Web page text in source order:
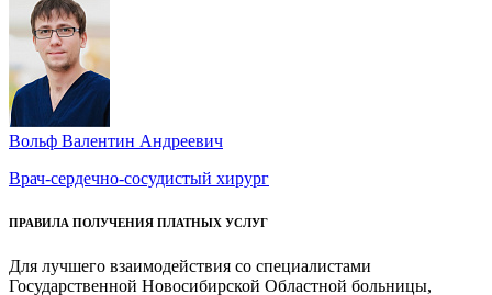
Вольф Валентин Андреевич
Врач-сердечно-сосудистый хирург
ПРАВИЛА ПОЛУЧЕНИЯ ПЛАТНЫХ УСЛУГ
Для лучшего взаимодействия со специалистами
Государственной Новосибирской Областной больницы,